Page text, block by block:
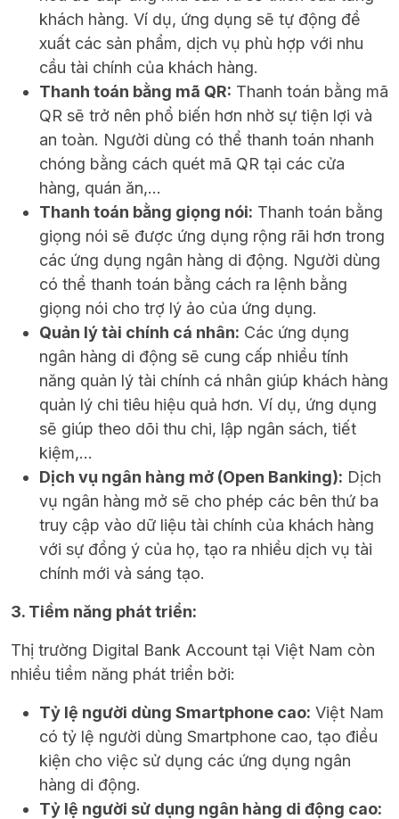
khách hàng. Ví dụ, ứng dụng sẽ tự động đề
xuất các sản phẩm, dịch vụ phù hợp với nhu
cầu tài chính của khách hàng.
Thanh toán bằng mã QR: Thanh toán bằng mã
QR sẽ trở nên phổ biến hơn nhờ sự tiện lợi và
an toàn. Người dùng có thể thanh toán nhanh
chóng bằng cách quét mã QR tại các cửa
hàng, quán ăn,…
Thanh toán bằng giọng nói: Thanh toán bằng
giọng nói sẽ được ứng dụng rộng rãi hơn trong
các ứng dụng ngân hàng di động. Người dùng
có thể thanh toán bằng cách ra lệnh bằng
giọng nói cho trợ lý ảo của ứng dụng.
Quản lý tài chính cá nhân: Các ứng dụng
ngân hàng di động sẽ cung cấp nhiều tính
năng quản lý tài chính cá nhân giúp khách hàng
quản lý chi tiêu hiệu quả hơn. Ví dụ, ứng dụng
sẽ giúp theo dõi thu chi, lập ngân sách, tiết
kiệm,…
Dịch vụ ngân hàng mở (Open Banking): Dịch
vụ ngân hàng mở sẽ cho phép các bên thứ ba
truy cập vào dữ liệu tài chính của khách hàng
với sự đồng ý của họ, tạo ra nhiều dịch vụ tài
chính mới và sáng tạo.
3. Tiềm năng phát triển:
Thị trường Digital Bank Account tại Việt Nam còn
nhiều tiềm năng phát triển bởi:
Tỷ lệ người dùng Smartphone cao: Việt Nam
có tỷ lệ người dùng Smartphone cao, tạo điều
kiện cho việc sử dụng các ứng dụng ngân
hàng di động.
Tỷ lệ người sử dụng ngân hàng di động cao: